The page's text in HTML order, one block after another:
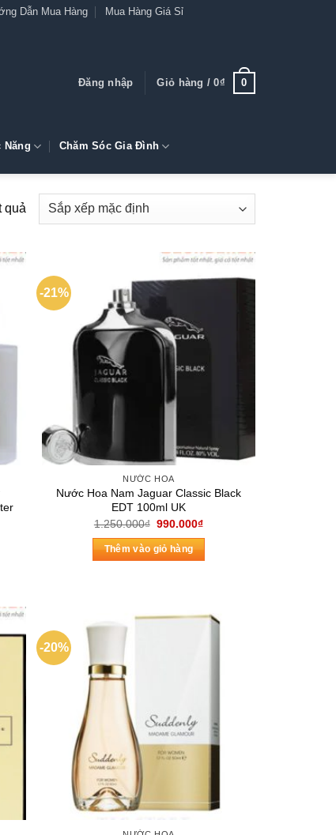
Dẫn Mua Hàng
Mua Hàng Giá Sỉ
Đăng nhập Giỏ hàng /0₫ 0
Năng Chăm Sóc Gia Đình
quả
-21%
NƯỚC HOA
Nước Hoa Nam Jaguar Classic Black
EDT 100ml UK
1.250.000₫ Giá
là:
1.250.000₫.
990.000₫Giá
Thêm vào giỏ hàng
-20%